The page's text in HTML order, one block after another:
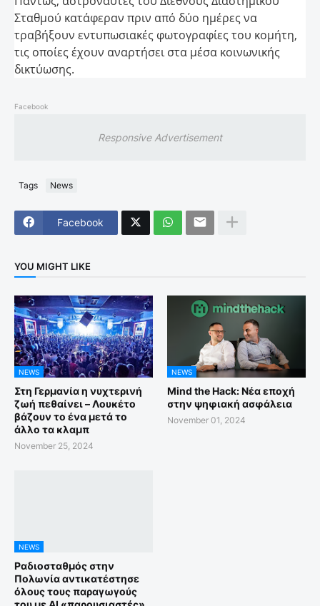
Σταθμού κατάφεραν πριν από δύο ημέρες να
τραβήξουν εντυπωσιακές φωτογραφίες του κομήτη,
τις οποίες έχουν αναρτήσει στα μέσα κοινωνικής
δικτύωσης.
Facebook
Responsive Advertisement
Tags News
Facebook
YOU MIGHT LIKE
NEWS
Στη Γερμανία η νυχτερινή
ζωή πεθαίνει – Λουκέτο
βάζουν το ένα μετά το
άλλο τα κλαμπ
November 25, 2024
NEWS
Mind the Hack: Νέα εποχή
στην ψηφιακή ασφάλεια
November 01, 2024
NEWS
Ραδιοσταθμός στην
Πολωνία αντικατέστησε
όλους τους παραγωγούς